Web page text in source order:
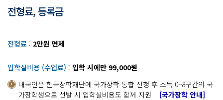
전형료, 등록금
전형료 : 2만원 면제
입학실비용 (수업료) : 입학 시에만 99,000원
내국인은 한국장학재단에 국가장학 통합 신청 후 소득 0~8구간의 국
가장학생으로 선발 시 입학실비용도 함께 지원
[국가장학 안내]